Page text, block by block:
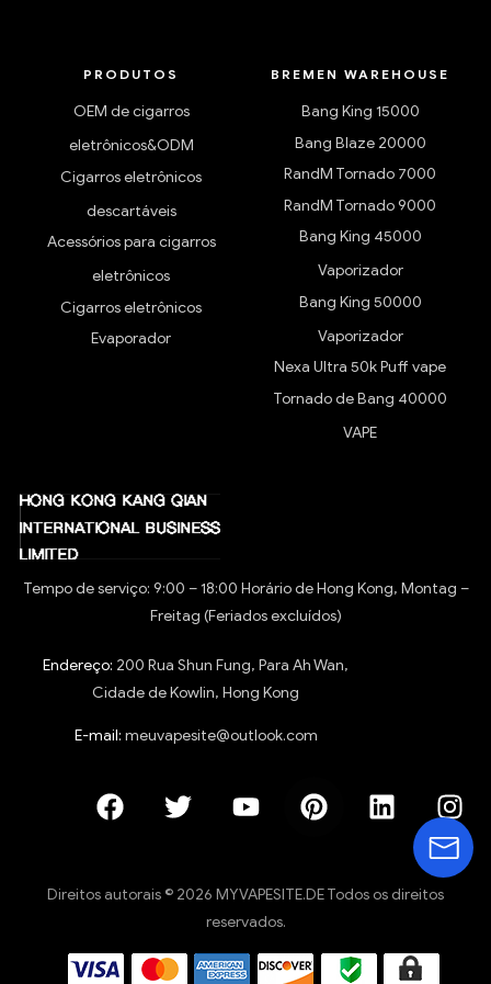
PRODUTOS
OEM de cigarros
eletrônicos&ODM
Cigarros eletrônicos
descartáveis
Acessórios para cigarros
eletrônicos
Cigarros eletrônicos
Evaporador
BREMEN WAREHOUSE
Bang King 15000
Bang Blaze 20000
RandM Tornado 7000
RandM Tornado 9000
Bang King 45000
Vaporizador
Bang King 50000
Vaporizador
Nexa Ultra 50k Puff vape
Tornado de Bang 40000
VAPE
Tempo de serviço: 9:00 – 18:00 Horário de Hong Kong, Montag –
Freitag (Feriados excluídos)
Endereço: 200 Rua Shun Fung, Para Ah Wan,
Cidade de Kowlin, Hong Kong
E-mail: meuvapesite@outlook.com
Direitos autorais © 2026 MYVAPESITE.DE Todos os direitos
reservados.